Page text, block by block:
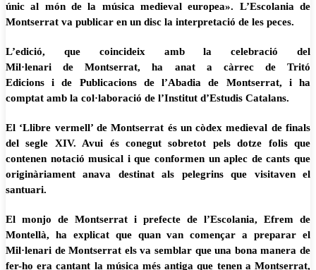
únic al món de la música medieval europea». L’Escolania de
Montserrat va publicar en un disc la interpretació de les peces.
L’edició, que coincideix amb la celebració del
Mil·lenari de Montserrat, ha anat a càrrec de Tritó
Edicions i de Publicacions de l’Abadia de Montserrat, i ha
comptat amb la col·laboració de l’Institut d’Estudis Catalans.
El ‘Llibre vermell’ de Montserrat és un còdex medieval de finals
del segle XIV. Avui és conegut sobretot pels dotze folis que
contenen notació musical i que conformen un aplec de cants que
originàriament anava destinat als pelegrins que visitaven el
santuari.
El monjo de Montserrat i prefecte de l’Escolania, Efrem de
Montellà, ha explicat que quan van començar a preparar el
Mil·lenari de Montserrat els va semblar que una bona manera de
fer-ho era cantant la música més antiga que tenen a Montserrat,